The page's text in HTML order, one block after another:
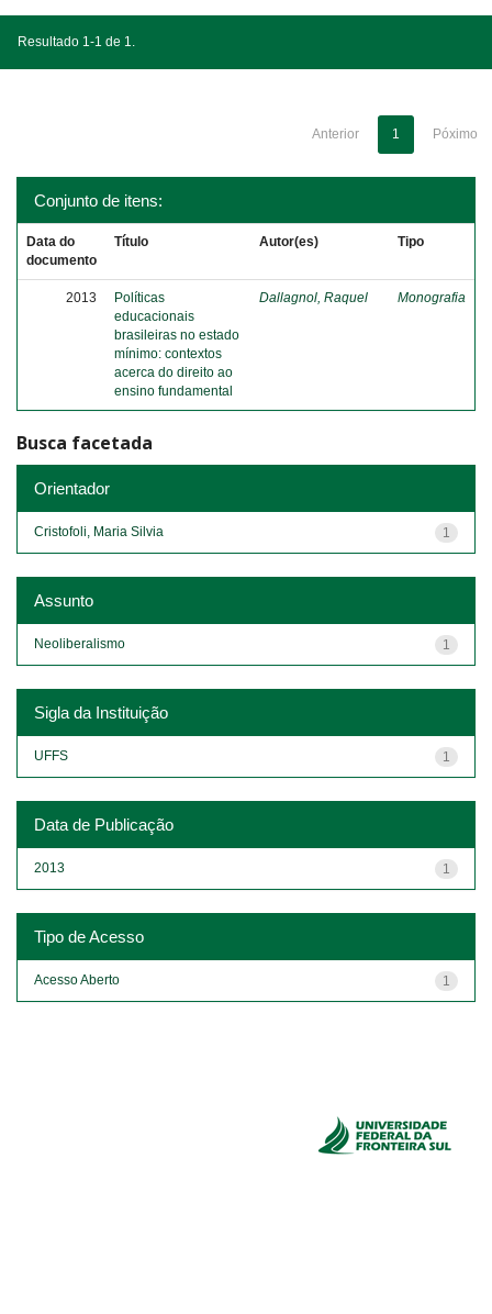
Resultado 1-1 de 1.
Anterior 1 Póximo
Conjunto de itens:
Data do
documento
Título Autor(es) Tipo
2013
Políticas
educacionais
brasileiras no estado
mínimo: contextos
acerca do direito ao
ensino fundamental
Dallagnol, Raquel Monografia
Busca facetada
Orientador
1
Cristofoli, Maria Silvia
Assunto
1
Neoliberalismo
Sigla da Instituição
1
UFFS
Data de Publicação
1
2013
Tipo de Acesso
1
Acesso Aberto